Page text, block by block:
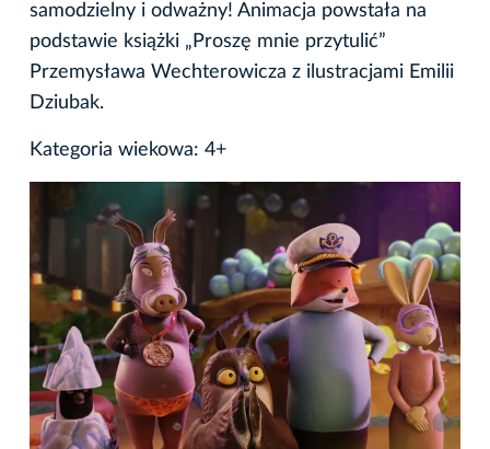
samodzielny i odważny! Animacja powstała na
podstawie książki „Proszę mnie przytulić”
Przemysława Wechterowicza z ilustracjami Emilii
Dziubak.
Kategoria wiekowa: 4+